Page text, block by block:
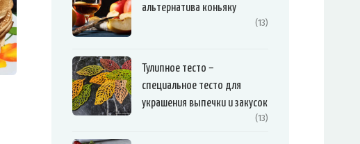
альтернатива коньяку
(13)
Тулипное тесто –
специальное тесто для
украшения выпечки и закусок
(13)